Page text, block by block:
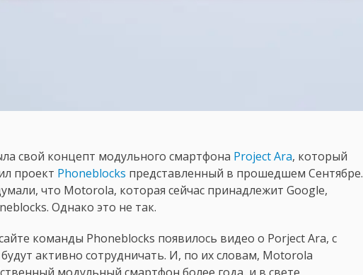
свой концепт модульного смартфона Project Ara, который
проект Phoneblocks представленный в прошедшем Сентябре.
что Motorola, которая сейчас принадлежит Google,
Однако это не так.
команды Phoneblocks появилось видео о Porject Ara, с
активно сотрудничать. И, по их словам, Motorola